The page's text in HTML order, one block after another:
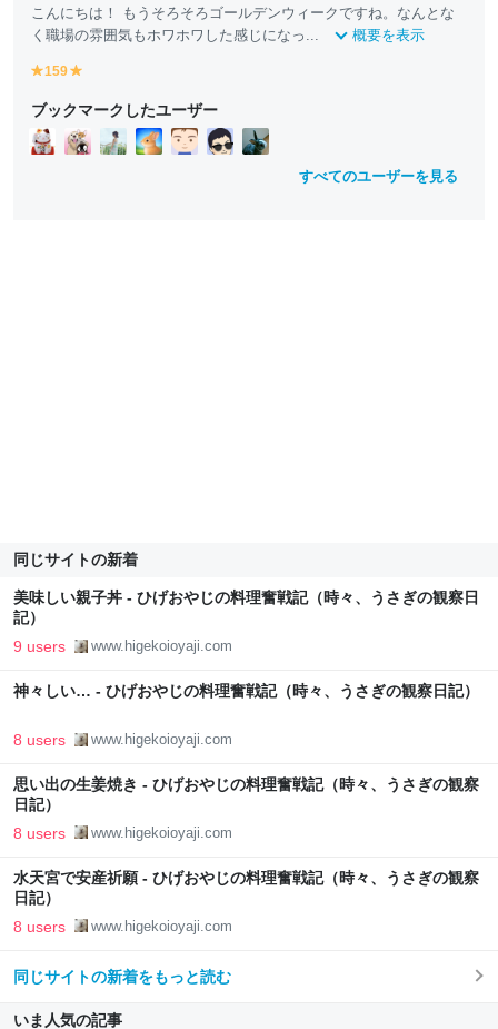
こんにちは！ もうそろそろゴールデンウィークですね。なんとな
く職場の雰囲気もホワホワした感じになっ...
概要を表示
y
ll
o
w
159
ll
o
w
ブックマークしたユーザー
すべてのユーザーを見る
同じサイトの新着
美味しい親子丼 - ひげおやじの料理奮戦記（時々、うさぎの観察日
記）
9 users www.higekoioyaji.com
神々しい… - ひげおやじの料理奮戦記（時々、うさぎの観察日記）
8 users www.higekoioyaji.com
思い出の生姜焼き - ひげおやじの料理奮戦記（時々、うさぎの観察
日記）
8 users www.higekoioyaji.com
水天宮で安産祈願 - ひげおやじの料理奮戦記（時々、うさぎの観察
日記）
8 users www.higekoioyaji.com
同じサイトの新着をもっと読む
いま人気の記事